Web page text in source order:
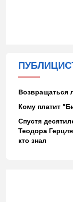
Возвращаться
Кому платит
Спустя
Теодора
кто знал